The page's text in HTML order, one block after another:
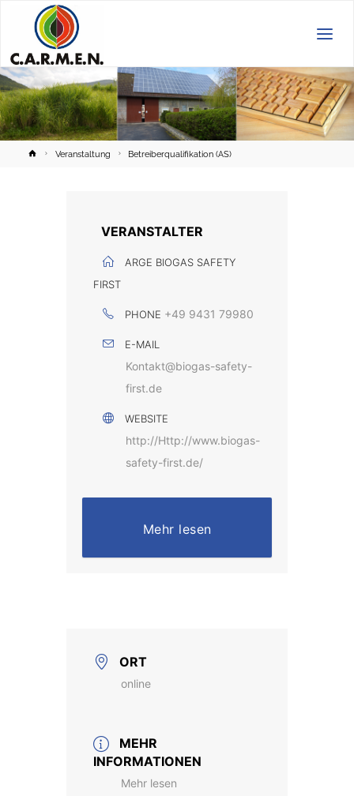
HomeVeranstaltung Betreiberqualifikation (AS)
VERANSTALTER
ARGE BIOGAS SAFETY
FIRST
PHONE +49 9431 79980
E-MAIL
Kontakt@biogas-safety-
first.de
WEBSITE
http://Http://www.biogas-
safety-first.de/
Mehr lesen
ORT
online
MEHR
INFORMATIONEN
Mehr lesen